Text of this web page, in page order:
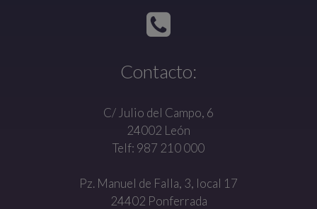
Contacto:
C/ Julio del Campo, 6
24002 León
Telf: 987 210 000
Pz. Manuel de Falla, 3, local 17
24402 Ponferrada